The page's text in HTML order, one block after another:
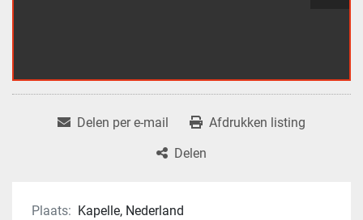
Delen per e-mail
Afdrukken listing
Delen
Plaats: Kapelle, Nederland